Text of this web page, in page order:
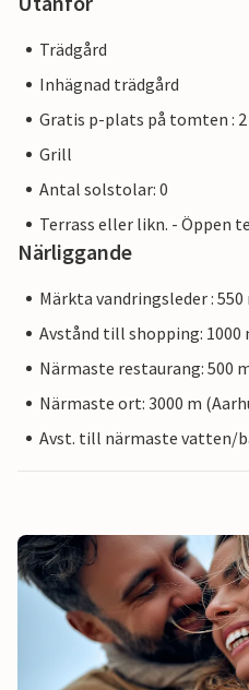
Trädgård
Inhägnad trädgård
Gratis p-plats på tomten :
Grill
Antal solstolar: 0
Terrass eller likn. - Öppen
Närliggande
Märkta vandringsleder : 550
Avstånd till shopping: 1000
Närmaste restaurang: 500
Närmaste ort: 3000 m
Avst. till närmaste vatten/